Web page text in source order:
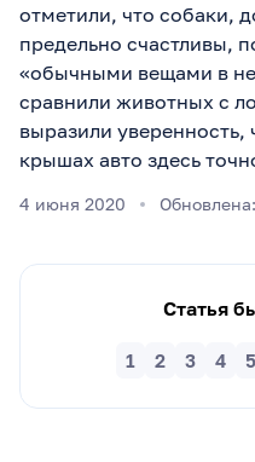
отметили, что собаки,
предельно счастливы,
«обычными вещами в
сравнили животных с
выразили уверенность,
крышах авто здесь
4 июня 2020
Статья
5
4
3
2
1